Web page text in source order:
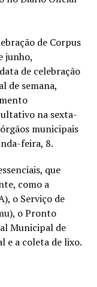
de Corpus
junho,
de celebração
de semana,
na sexta-
municipais
feira, 8.
que
como a
o Serviço de
o Pronto
Municipal de
e a coleta de lixo.